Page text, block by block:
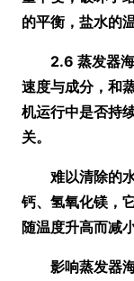
的平衡，盐水的
2.6 蒸发器
速度与成分，和
机运行中是否持
关。
难以清除的
钙、氢氧化镁，
随温度升高而减小
影响蒸发器